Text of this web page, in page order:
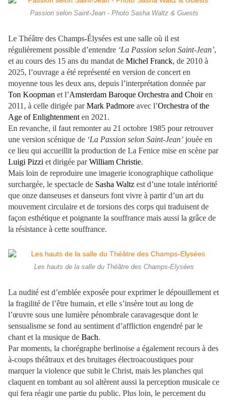
Passion selon Saint-Jean - Photo Sasha Waltz & Guests
Le Théâtre des Champs-Élysées est une salle où il est
régulièrement possible d’entendre ‘La Passion selon Saint-Jean’,
et au cours des 15 ans du mandat de Michel Franck, de 2010 à
2025, l’ouvrage a été représenté en version de concert en
moyenne tous les deux ans, depuis l’interprétation donnée par
Ton Koopman et l’Amsterdam Baroque Orchestra and Choiren
2011, à celle dirigée parMark Padmore avec l’Orchestra of the
Age of Enlightenment en 2021.
En revanche, il faut remonter au 21 octobre 1985 pour retrouver
une version scénique de ‘La Passion selon Saint-Jean’ jouée en
ce lieu qui accueillit la production de La Fenice mise en scène par
Luigi Pizzi et dirigée parWilliam Christie.
Mais loin de reproduire une imagerie iconographique catholique
surchargée, le spectacle de Sasha Waltz est d’une totale intériorité
que onze danseuses et danseurs font vivre à partir d’un art du
mouvement circulaire et de torsions des corps qui traduisent de
façon esthétique et poignante la souffrance mais aussi la grâce de
la résistance à cette souffrance.
Les hauts de la salle du Théâtre des Champs-Elysées
La nudité est d’emblée exposée pour exprimer le dépouillement et
la fragilité de l’être humain, et elle s’insère tout au long de
l’œuvre sous une lumière pénombrale caravagesque dont le
sensualisme se fond au sentiment d’affliction engendré par le
chant et la musique de Bach.
Par moments, la chorégraphe berlinoise a également recours à des
à-coups théâtraux et des bruitages électroacoustiques pour
marquer la violence que subit le Christ, mais les planches qui
claquent en tombant au sol altèrent aussi la perception musicale ce
qui fera réagir une partie du public. Plus loin, le percement du